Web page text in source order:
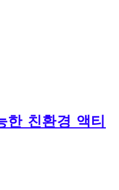
친환경 액티